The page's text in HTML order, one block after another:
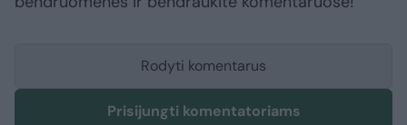
Rodyti komentarus
Prisijungti komentatoriams